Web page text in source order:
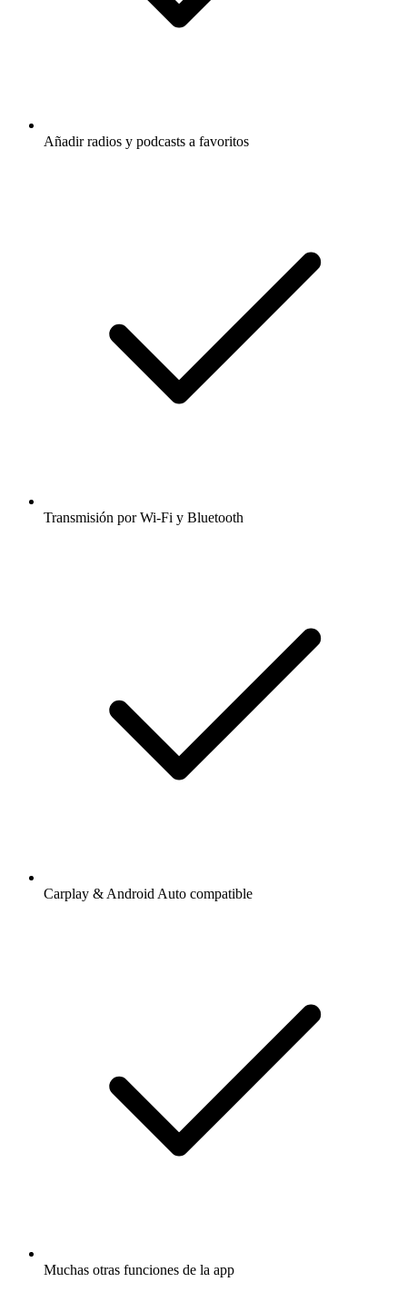
Añadir radios y podcasts a favoritos
Transmisión por Wi-Fi y Bluetooth
Carplay & Android Auto compatible
Muchas otras funciones de la app